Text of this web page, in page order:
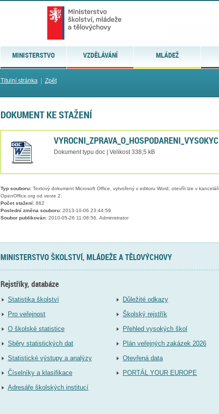
MINISTERSTVO VZDĚLÁVÁNÍ MLÁDEŽ
Titulní stránka| Zpět
DOKUMENT KE STAŽENÍ
Dokument typu doc | Velikost 338,5 kB
Typ souboru:Textový dokument Microsoft Office, vytvořený v editoru Word, otevřít lze v
OpenOffice.org od verze 2.
Počet stažení:862
Poslední změna souboru:2013-10-06 23:44:59
Soubor publikován:2010-05-26 11:08:56, Administrator
MINISTERSTVO ŠKOLSTVÍ, MLÁDEŽE A TĚLOVÝCHOVY
Rejstříky, databáze
Statistika školství
Pro veřejnost
O školské statistice
Sběry statistických dat
Statistické výstupy a analýzy
Číselníky a klasifikace
Adresáře školských institucí
Důležité odkazy
Školský rejstřík
Přehled vysokých škol
Plán veřejných zakázek 2026
Otevřená data
PORTÁL YOUR EUROPE